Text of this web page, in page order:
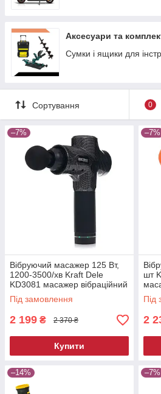
Аксесуари та
Сумки і ящики для
Сортування 0
–7%
Вібруючий масажер 125 Вт,
1200-3500/хв Kraft Dele
KD3081 масажер вібраційний
Під замовлення
2 199 ₴ 2 370 ₴
Купити
–7%
шт
Під
2
–14% –7%